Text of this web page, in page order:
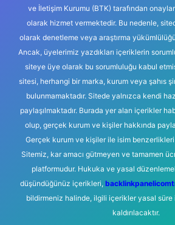
ve İletişim Kurumu (BTK) tarafından
olarak hizmet vermektedir. Bu nedenle,
olarak denetleme veya araştırma
Ancak, üyelerimiz yazdıkları içeriklerin
siteye üye olarak bu sorumluluğu kabul
sitesi, herhangi bir marka, kurum veya şahıs
bulunmamaktadır. Sitede yalnızca kendi
paylaşılmaktadır. Burada yer alan içerikler
olup, gerçek kurum ve kişiler hakkında
Gerçek kurum ve kişiler ile isim
Sitemiz, kar amacı gütmeyen ve tamamen
platformudur. Hukuka ve yasal
düşündüğünüz içerikleri,
bildirmeniz halinde, ilgili içerikler yasal
kaldırılacaktır.